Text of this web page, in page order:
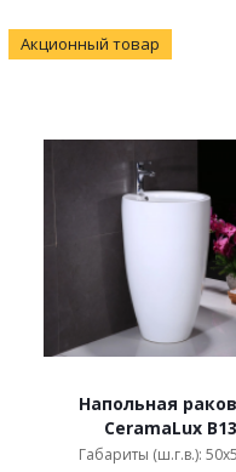
Акционный товар
Напольная
CeramaLux
Габариты (ш.г.в.):